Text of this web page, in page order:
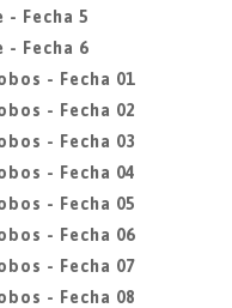
- Fecha 5
- Fecha 6
- Fecha 01
- Fecha 02
- Fecha 03
- Fecha 04
- Fecha 05
- Fecha 06
- Fecha 07
- Fecha 08